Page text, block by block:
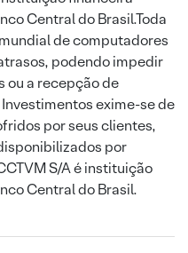
Central do Brasil.Toda
de computadores
podendo impedir
ou a recepção de
exime-se de
por seus clientes,
por
S/A é instituição
Central do Brasil.